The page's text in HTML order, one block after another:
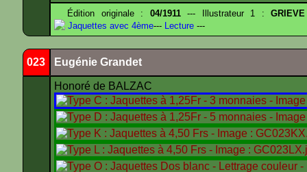
Édition originale : 04/1911--- Illustrateur 1 :
Jaquettes avec 4ème--- Lecture ---
023 Eugénie Grandet
Honoré de BALZAC